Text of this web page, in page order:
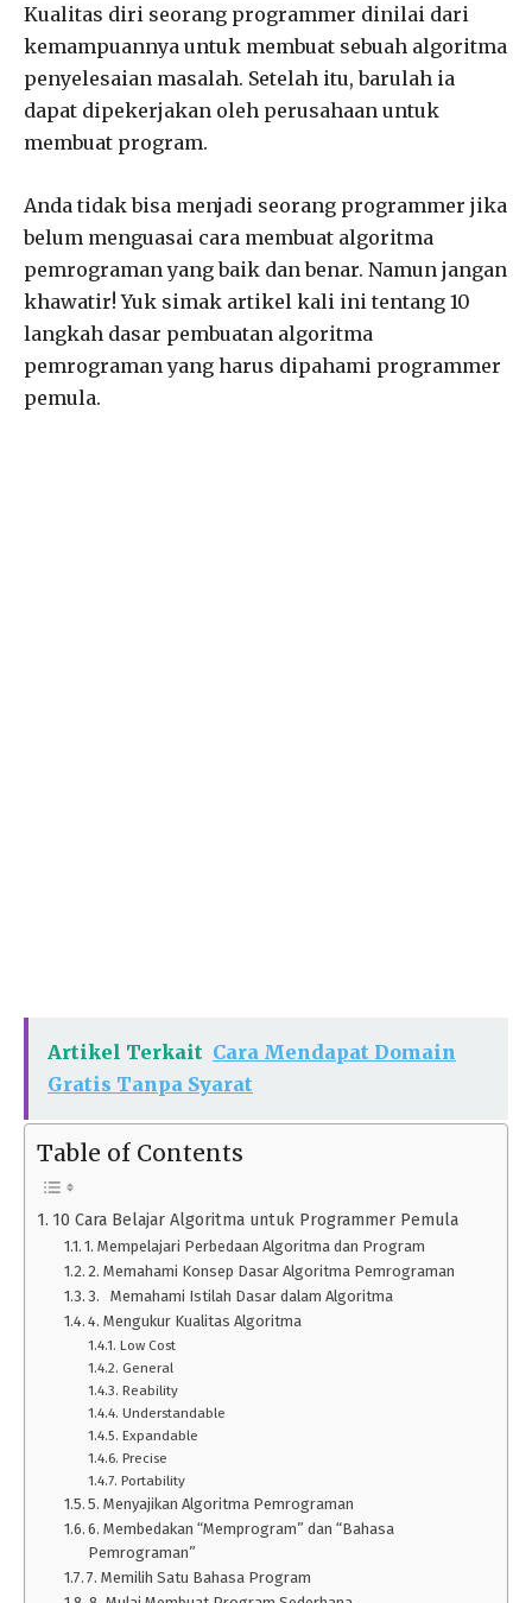
Kualitas diri seorang programmer dinilai dari
kemampuannya untuk membuat sebuah algoritma
penyelesaian masalah. Setelah itu, barulah ia
dapat dipekerjakan oleh perusahaan untuk
membuat program.
Anda tidak bisa menjadi seorang programmer jika
belum menguasai cara membuat algoritma
pemrograman yang baik dan benar. Namun jangan
khawatir! Yuk simak artikel kali ini tentang 10
langkah dasar pembuatan algoritma
pemrograman yang harus dipahami programmer
pemula.
Artikel Terkait Cara Mendapat Domain
Gratis Tanpa Syarat
Table of Contents
10 Cara Belajar Algoritma untuk Programmer Pemula
1. Mempelajari Perbedaan Algoritma dan Program
2. Memahami Konsep Dasar Algoritma Pemrograman
3. Memahami Istilah Dasar dalam Algoritma
4. Mengukur Kualitas Algoritma
Low Cost
General
Reability
Understandable
Expandable
Precise
Portability
5. Menyajikan Algoritma Pemrograman
6. Membedakan “Memprogram” dan “Bahasa
Pemrograman”
7. Memilih Satu Bahasa Program